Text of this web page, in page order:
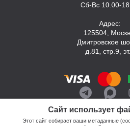
Сайт использует
Этот сайт собирает ваши метаданные
Сб-Вс 10.00-
Адрес:
125504,
Дмитровское
д.81, стр.9,